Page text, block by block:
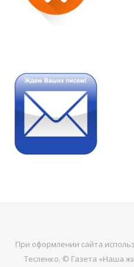
При оформлении сайта
Тесленко. © Газета «Наша